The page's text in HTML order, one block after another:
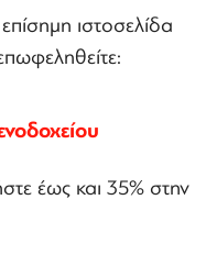
ιστοσελίδα
έως και 35% στην